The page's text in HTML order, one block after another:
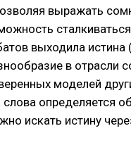
выражать
выходила
в отрасли
моделей
определяется
искать истину